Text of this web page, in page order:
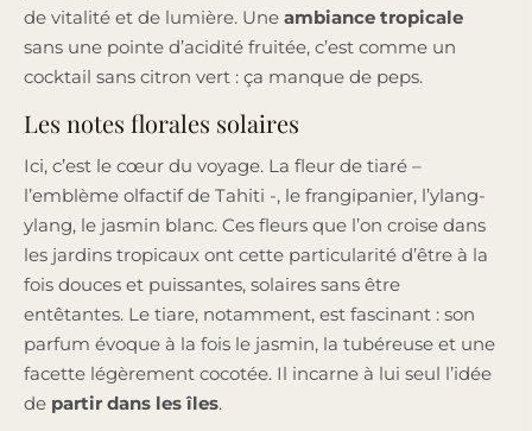
de vitalité et de lumière. Une ambiance tropicale
sans une pointe d’acidité fruitée, c’est comme un
cocktail sans citron vert : ça manque de peps.
Les notes florales solaires
Ici, c’est le cœur du voyage. La fleur de tiaré –
l’emblème olfactif de Tahiti -, le frangipanier, l’ylang-
ylang, le jasmin blanc. Ces fleurs que l’on croise dans
les jardins tropicaux ont cette particularité d’être à la
fois douces et puissantes, solaires sans être
entêtantes. Le tiare, notamment, est fascinant : son
parfum évoque à la fois le jasmin, la tubéreuse et une
facette légèrement cocotée. Il incarne à lui seul l’idée
de partir dans les îles.